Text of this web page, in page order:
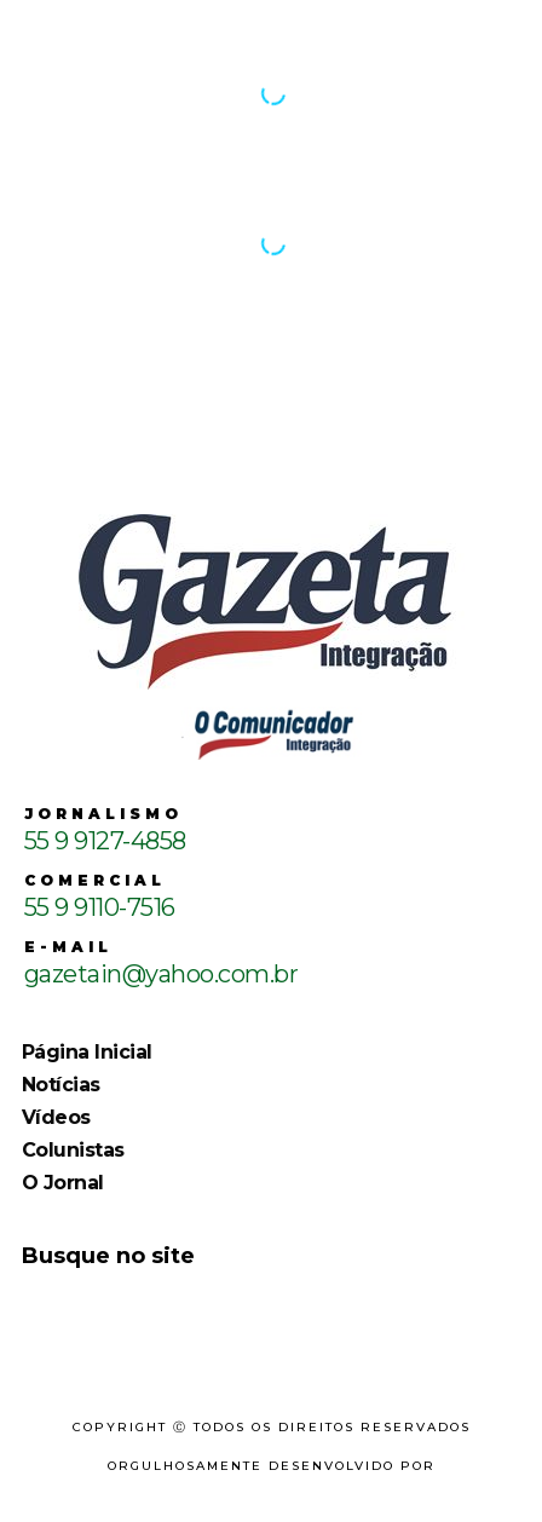
JORNALISMO
55 9 9127-4858
COMERCIAL
55 9 9110-7516
E-MAIL
gazetain@yahoo.com.br
Página Inicial
Notícias
Vídeos
Colunistas
O Jornal
Busque no site
COPYRIGHT Ⓒ TODOS OS DIREITOS RESERVADOS
ORGULHOSAMENTE DESENVOLVIDO POR